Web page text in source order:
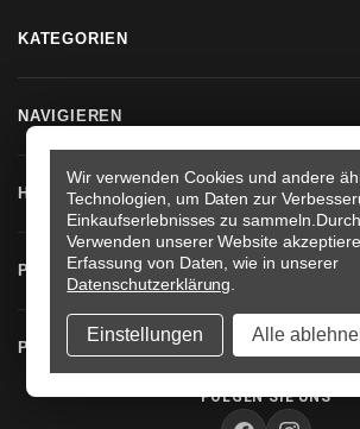
KATEGORIEN
NAVIGIEREN
HILFE & KONTAKT
PRODUKTINFORMATIONEN
PRO-BOLT DEUTSCHLAND
FOLGEN SIE UNS
Wir verwenden Cookies und andere
Technologien, um Daten zur
Einkaufserlebnisses zu sammeln.
Verwenden unserer Website
Erfassung von Daten, wie in unserer
Datenschutzerklärung
Einstellungen Alle